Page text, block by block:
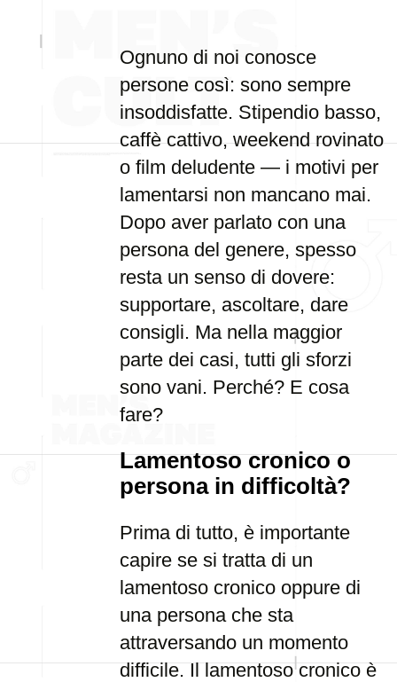
Ognuno di noi conosce
persone così: sono sempre
insoddisfatte. Stipendio basso,
caffè cattivo, weekend rovinato
o film deludente — i motivi per
lamentarsi non mancano mai.
Dopo aver parlato con una
persona del genere, spesso
resta un senso di dovere:
supportare, ascoltare, dare
consigli. Ma nella maggior
parte dei casi, tutti gli sforzi
sono vani. Perché? E cosa
fare?
Lamentoso cronico o
persona in difficoltà?
Prima di tutto, è importante
capire se si tratta di un
lamentoso cronico oppure di
una persona che sta
attraversando un momento
difficile. Il lamentoso cronico è